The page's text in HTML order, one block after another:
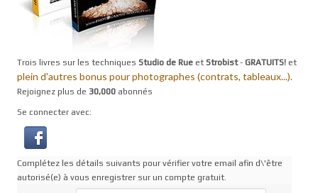
Trois livres sur les techniques Studio de Rue et Strobist- GRATUITS! et
plein d'autres bonus pour photographes (contrats, tableaux...).
Rejoignez plus de 30,000 abonnés
Se connecter avec:
Complétez les détails suivants pour vérifier votre email afin d\'être
autorisé(e) à vous enregistrer sur un compte gratuit.